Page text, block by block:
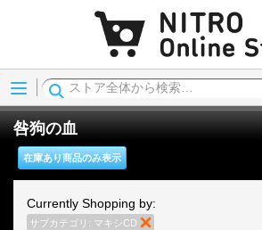
Menu
咎狗の血
在庫あり商品のみ表示
Currently Shopping by:
サブカテゴリ: マキシCD